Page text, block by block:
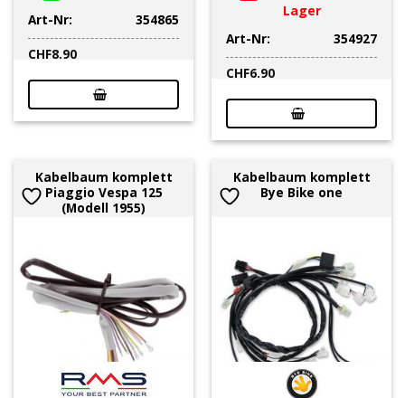
Art-Nr:
354865
CHF8.90
Lager
Art-Nr:
354927
CHF6.90
Kabelbaum komplett
Piaggio Vespa 125
(Modell 1955)
Kabelbaum komplett
Bye Bike one